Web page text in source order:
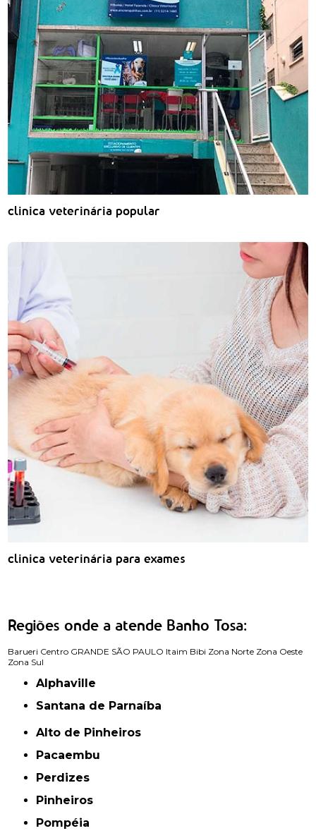
clinica veterinária popular
clinica veterinária para exames
Regiões onde a atende Banho Tosa:
Barueri Centro GRANDE SÃO PAULO Itaim Bibi Zona Norte Zona Oeste
Zona Sul
Alphaville
Santana de Parnaíba
Alto de Pinheiros
Pacaembu
Perdizes
Pinheiros
Pompéia